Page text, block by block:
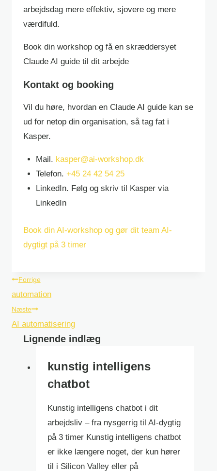
arbejdsdag mere effektiv, sjovere og mere
værdifuld.
Book din workshop og få en skræddersyet
Claude AI guide til dit arbejde
Kontakt og booking
Vil du høre, hvordan en Claude AI guide kan se
ud for netop din organisation, så tag fat i
Kasper.
Mail. kasper@ai-workshop.dk
Telefon. +45 24 42 54 25
LinkedIn. Følg og skriv til Kasper via
LinkedIn
Book din AI-workshop og gør dit team AI-
dygtigt på 3 timer
Indlægsnavigation
Forrige
automation
Næste
AI automatisering
Lignende indlæg
kunstig intelligens
chatbot
Kunstig intelligens chatbot i dit
arbejdsliv – fra nysgerrig til AI-dygtig
på 3 timer Kunstig intelligens chatbot
er ikke længere noget, der kun hører
til i Silicon Valley eller på